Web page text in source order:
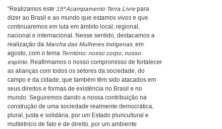
“Realizamos este 15º Acampamento Terra Livre para
dizer ao Brasil e ao mundo que estamos vivos e que
continuaremos em luta em âmbito local, regional,
nacional e internacional. Nesse sentido, destacamos a
realização da Marcha das Mulheres Indígenas, em
agosto, com o tema Território: nosso corpo, nosso
espírito. Reafirmamos o nosso compromisso de fortalecer
as alianças com todos os setores da sociedade, do
campo e da cidade, que também têm sido atacados em
seus direitos e formas de existência no Brasil e no
mundo. Seguiremos dando a nossa contribuição na
construção de uma sociedade realmente democrática,
plural, justa e solidária, por um Estado pluricultural e
multiétnico de fato e de direito, por um ambiente